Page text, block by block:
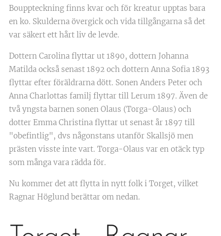
Bouppteckning finns kvar och för kreatur upptas bara
en ko. Skulderna övergick och vida tillgångarna så det
var säkert ett hårt liv de levde.
Dottern Carolina flyttar ut 1890, dottern Johanna
Matilda också senast 1892 och dottern Anna Sofia 1893
flyttar efter föräldrarna dött. Sonen Anders Peter och
Anna Charlottas familj flyttar till Lerum 1897. Även de
två yngsta barnen sonen Olaus (Torga-Olaus) och
dotter Emma Christina flyttar ut senast år 1897 till
"obefintlig", dvs någonstans utanför Skallsjö men
prästen visste inte vart. Torga-Olaus var en otäck typ
som många vara rädda för.
Nu kommer det att flytta in nytt folk i Torget, vilket
Ragnar Höglund berättar om nedan.